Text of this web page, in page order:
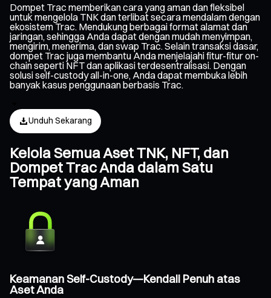
Dompet Trac memberikan cara yang aman dan fleksibel
untuk mengelola TNK dan terlibat secara mendalam dengan
ekosistem Trac. Mendukung berbagai format alamat dan
jaringan, sehingga Anda dapat dengan mudah menyimpan,
mengirim, menerima, dan swap Trac. Selain transaksi dasar,
dompet Trac juga membantu Anda menjelajahi fitur-fitur on-
chain seperti NFT dan aplikasi terdesentralisasi. Dengan
solusi self-custody all-in-one, Anda dapat membuka lebih
banyak kasus penggunaan berbasis Trac.
Unduh Sekarang
Kelola Semua Aset TNK, NFT, dan
Dompet Trac Anda dalam Satu
Tempat yang Aman
Keamanan Self-Custody—Kendali Penuh atas
Aset Anda